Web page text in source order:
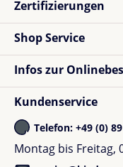
Zertifizierungen
Shop Service
Infos zur
Kundenservice
Telefon: +49 (0)
Montag bis Freitag,